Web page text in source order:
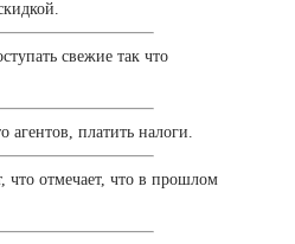
свежие так что
платить налоги.
что отмечает, что в прошлом